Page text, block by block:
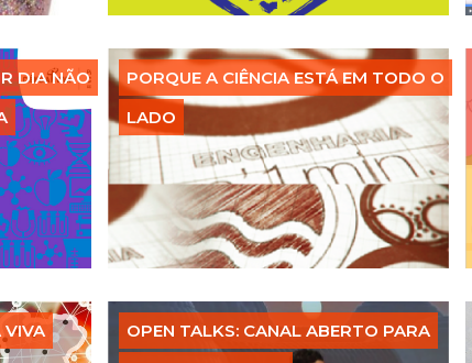
DIA NÃO
PORQUE A CIÊNCIA ESTÁ EM TODO O
LADO
VIVA
OPEN TALKS: CANAL ABERTO PARA